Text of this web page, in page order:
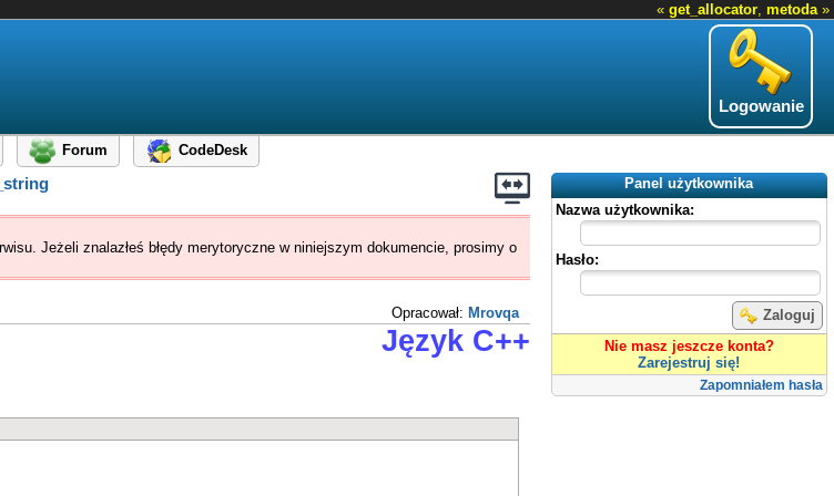
« get_allocator, metoda»
Logowanie
Forum
CodeDesk
Panel użytkownika
Nazwa użytkownika:
Hasło:
Zaloguj
Nie masz jeszcze konta?
Zarejestruj się!
Zapomniałem hasła
Jeżeli znalazłeś błędy merytoryczne w niniejszym dokumencie, prosimy o
Opracował: Mrovqa
Język C++